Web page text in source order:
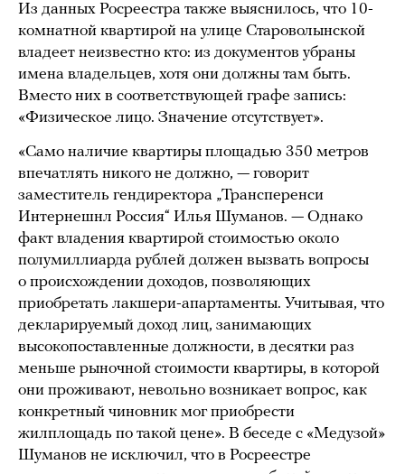
Из данных Росреестра также выяснилось, что 10-
комнатной квартирой на улице Староволынской
владеет неизвестно кто: из документов убраны
имена владельцев, хотя они должны там быть.
Вместо них в соответствующей графе запись:
«Физическое лицо. Значение отсутствует».
«Само наличие квартиры площадью 350 метров
впечатлять никого не должно, — говорит
заместитель гендиректора „Трансперенси
Интернешнл Россия“ Илья Шуманов. — Однако
факт владения квартирой стоимостью около
полумиллиарда рублей должен вызвать вопросы
о происхождении доходов, позволяющих
приобретать лакшери-апартаменты. Учитывая, что
декларируемый доход лиц, занимающих
высокопоставленные должности, в десятки раз
меньше рыночной стоимости квартиры, в которой
они проживают, невольно возникает вопрос, как
конкретный чиновник мог приобрести
жилплощадь по такой цене». В беседе с «Медузой»
Шуманов не исключил, что в Росреестре